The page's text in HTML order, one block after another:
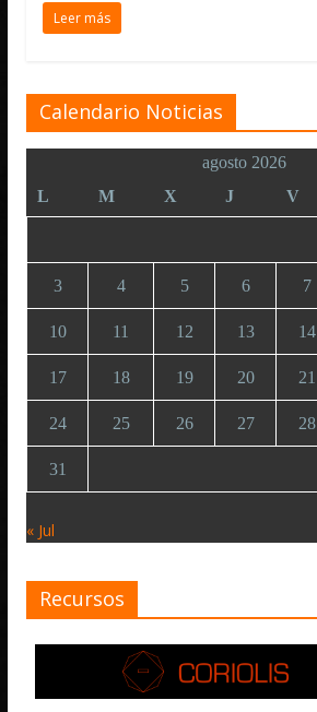
Leer más
Calendario Noticias
agosto 2026
L
M X J V
3 4 5 6 7
10 11 12 13 14
17 18 19 20 21
24 25 26 27 28
31
« Jul
Recursos